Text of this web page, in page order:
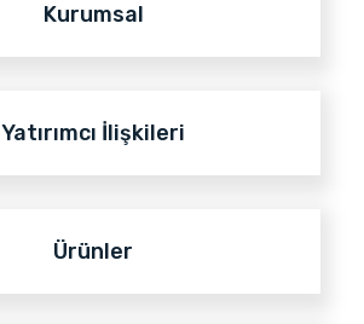
Kurumsal
Yatırımcı İlişkileri
Ürünler